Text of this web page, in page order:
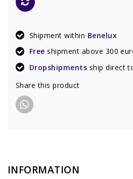
Shipment within Benelux
Free shipment above 300
Dropshipments ship direct
Share this product
INFORMATION